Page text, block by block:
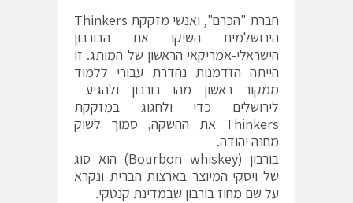
e
n
u
חברת "הכרם", ואנשי מזקקת Thinkers
הירושלמית השיקו את הבורבון
הישראלי-אמריקאי הראשון של המותג. זו
הייתה הזדמנות נהדרת עבורי ללמוד
ממקור ראשון מהו בורבון ולהגיע
לירושלים כדי ולחגוג במזקקת
Thinkers את ההשקה, סמוך לשוק
מחנה יהודה.
בורבון (Bourbon whiskey) הוא סוג
של ויסקי המיוצר בארצות הברית ונקרא
על שם מחוז בורבון שבמדינת קנטקי.